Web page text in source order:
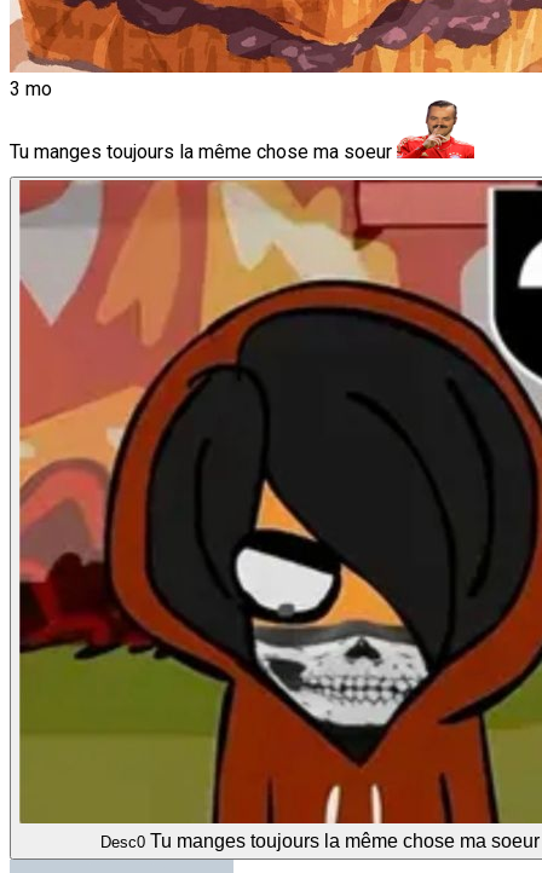
3 mo
Tu manges toujours la même chose ma soeur
Desc0 Tu manges toujours la même chose ma